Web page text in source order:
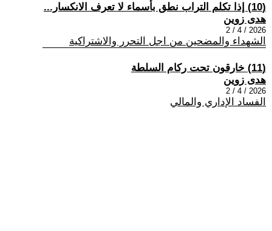
(10) إذا تكلم التراب نطق بأسماء لا تعرف الانكسار...
هدى زوين
2026 / 4 / 2
الشهداء والمضحين من اجل التحرر والاشتراكية
(11) خارقون تحت ركام السلطة
هدى زوين
2026 / 4 / 2
الفساد الإداري والمالي